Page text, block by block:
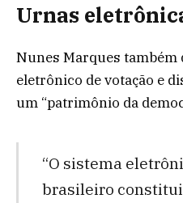
Urnas
Nunes Marques também
eletrônico de votação e
um “patrimônio da
“O sistema
brasileiro